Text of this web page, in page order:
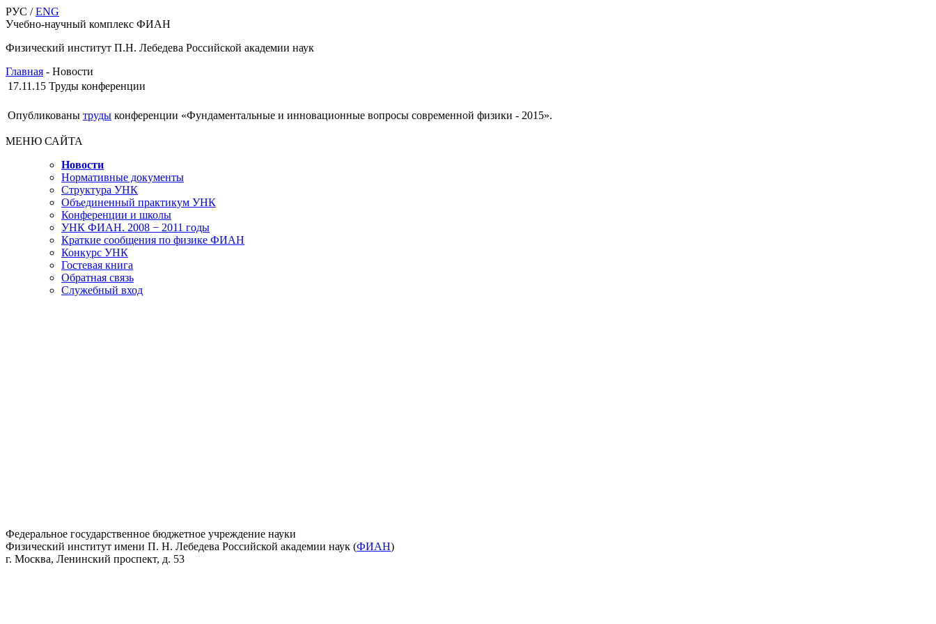
РУС /ENG
Учебно-научный комплекс ФИАН
Физический институт П.Н. Лебедева Российской академии наук
Главная - Новости
17.11.15 Труды конференции
Опубликованы труды конференции «Фундаментальные и инновационные вопросы современной физики - 2015».
МЕНЮ САЙТА
Новости
Нормативные документы
Структура УНК
Объединенный практикум УНК
Конференции и школы
УНК ФИАН. 2008 − 2011 годы
Краткие сообщения по физике ФИАН
Конкурс УНК
Гостевая книга
Обратная связь
Cлужебный вход
Федеральное государственное бюджетное учреждение науки
Физический институт имени П. Н. Лебедева Российской академии наук (ФИАН)
г. Москва, Ленинский проспект, д. 53